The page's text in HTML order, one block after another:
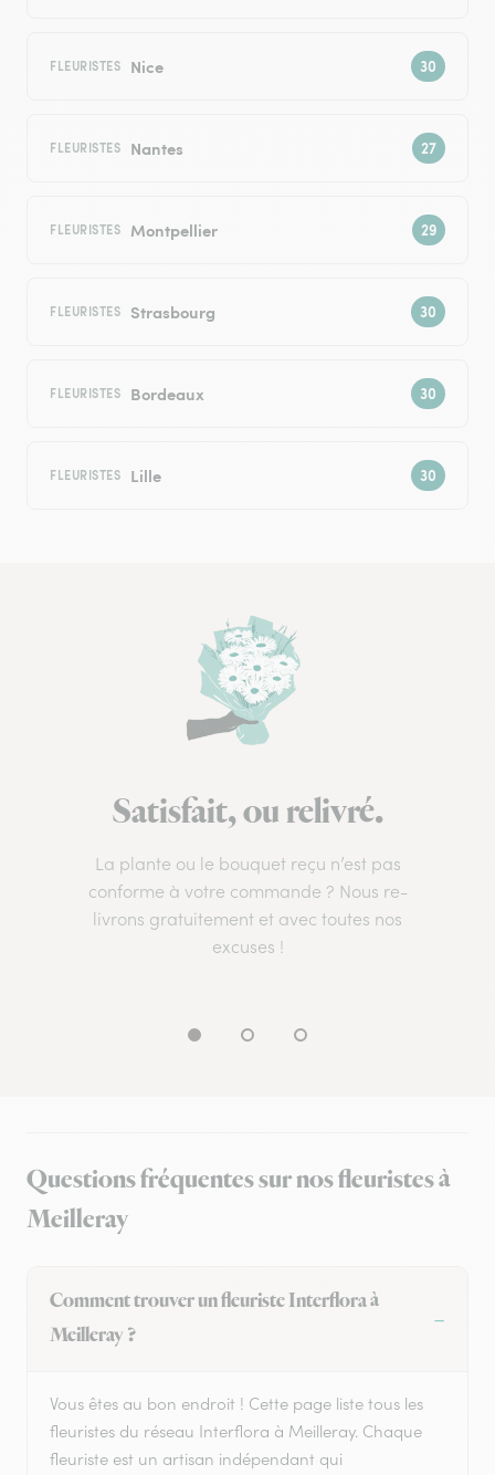
FLEURISTES Nice
FLEURISTES Nantes
FLEURISTES Montpellier
FLEURISTES Strasbourg
FLEURISTES Bordeaux
FLEURISTES Lille
Satisfait, ou relivré.
La plante ou le bouquet reçu n’est pas
conforme à votre commande ? Nous re-
livrons gratuitement et avec toutes nos
excuses !
Questions fréquentes sur nos fleuristes à
Meilleray
Comment trouver un fleuriste Interflora à
Meilleray ?
Vous êtes au bon endroit ! Cette page liste tous les
fleuristes du réseau Interflora à Meilleray. Chaque
fleuriste est un artisan indépendant qui